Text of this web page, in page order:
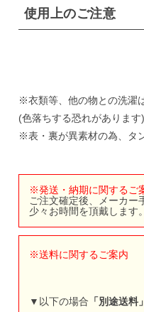
使用上のご注意
※衣類等、他の物との洗濯
(色落ちする恐れがあります)
※表・裏が異素材の為、タ
※発送・納期に関するご
ご注文確定後、メーカー
少々お時間を頂戴します
※送料に関するご案内
▼以下の場合 「別途送料」